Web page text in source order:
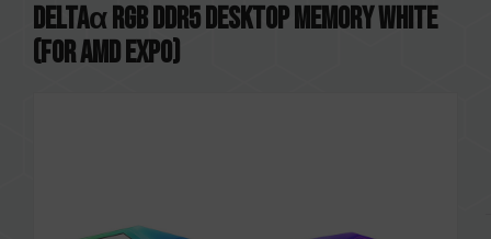
DELTAα RGB DDR5 DESKTOP MEMORY WHITE
(FOR AMD EXPO)